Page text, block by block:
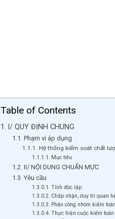
Table of Contents
I/ QUY ĐỊNH CHUNG
Phạm vi áp dụng
Hệ thống kiểm soát chất
Mục tiêu
II/ NỘI DUNG CHUẨN MỰC
Yêu cầu
Tính độc lập
Chấp nhận, duy trì quan
Phân công nhóm kiểm toán
Thực hiện cuộc kiểm toán